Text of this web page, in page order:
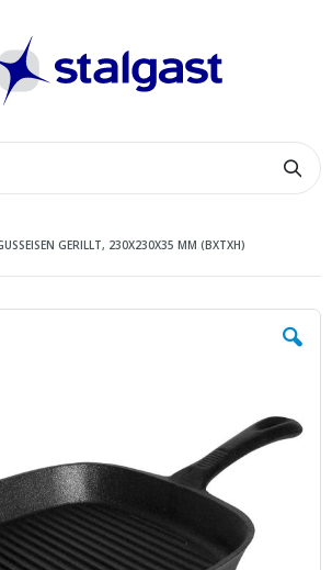
GERILLT, 230X230X35 MM (BXTXH)